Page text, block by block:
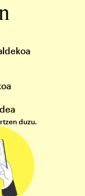
duzu.